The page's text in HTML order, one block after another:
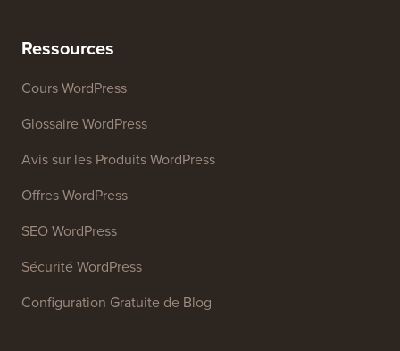
Ressources
Cours WordPress
Glossaire WordPress
Avis sur les Produits WordPress
Offres WordPress
SEO WordPress
Sécurité WordPress
Configuration Gratuite de Blog